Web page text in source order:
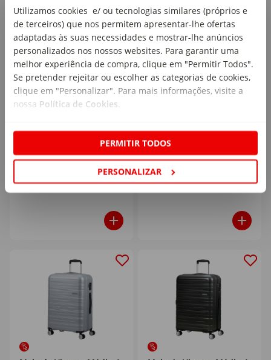
Utilizamos cookies e/ ou tecnologias similares (próprios e
de terceiros) que nos permitem apresentar-lhe ofertas
adaptadas às suas necessidades e mostrar-lhe anúncios
personalizados nos nossos websites. Para garantir uma
melhor experiência de compra, clique em "Permitir Todos".
Se pretender rejeitar ou escolher as categorias de cookies,
clique em "Personalizar". Para mais informações, visite a
nossa Política de Cookies
PERMITIR TODOS
PERSONALIZAR
Mala de Viagem Média 4
Rodas Preto e Vermelho
Mala de Viagem Média 4
129,99€